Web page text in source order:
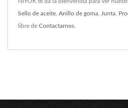
Sello de aceite Anillo de goma Junta
libre de Contactarnos